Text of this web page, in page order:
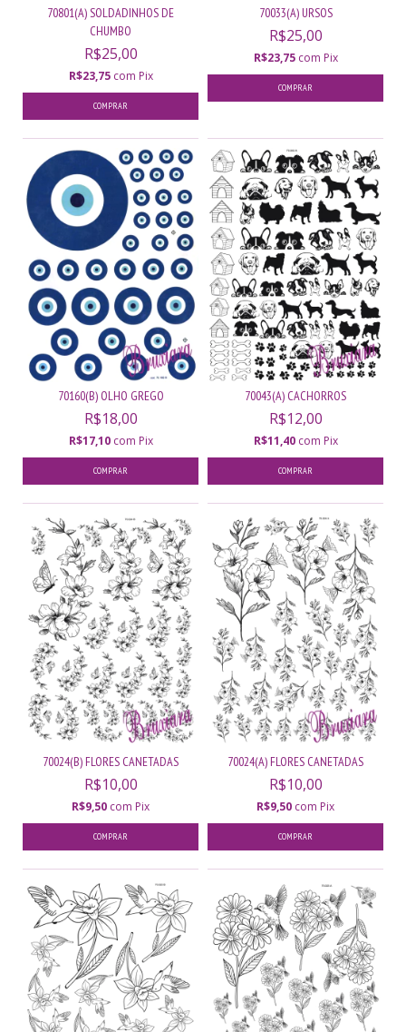
70801(A) SOLDADINHOS DE
CHUMBO
R$25,00
R$23,75 com Pix
70033(A) URSOS
R$25,00
R$23,75 com Pix
70160(B) OLHO GREGO
R$18,00
R$17,10 com Pix
70043(A) CACHORROS
R$12,00
R$11,40 com Pix
70024(B) FLORES CANETADAS
R$10,00
R$9,50 com Pix
70024(A) FLORES CANETADAS
R$10,00
R$9,50 com Pix